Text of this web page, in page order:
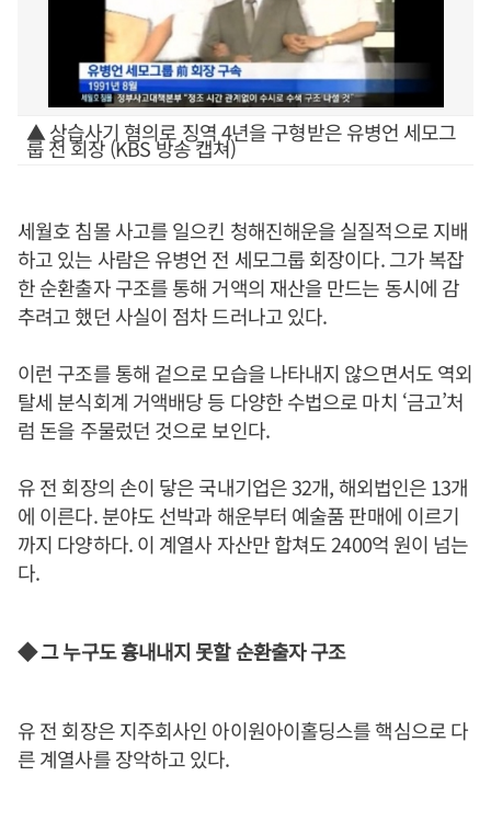
▲ 상습사기 혐의로 징역 4년을 구형받은 유병언 세모그
룹 전 회장 (KBS 방송 캡쳐)
세월호 침몰 사고를 일으킨 청해진해운을 실질적으로 지배
하고 있는 사람은 유병언 전 세모그룹 회장이다. 그가 복잡
한 순환출자 구조를 통해 거액의 재산을 만드는 동시에 감
추려고 했던 사실이 점차 드러나고 있다.
이런 구조를 통해 겉으로 모습을 나타내지 않으면서도 역외
탈세 분식회계 거액배당 등 다양한 수법으로 마치 ‘금고’처
럼 돈을 주물렀던 것으로 보인다.
유 전 회장의 손이 닿은 국내기업은 32개, 해외법인은 13개
에 이른다. 분야도 선박과 해운부터 예술품 판매에 이르기
까지 다양하다. 이 계열사 자산만 합쳐도 2400억 원이 넘는
다.
◆ 그 누구도 흉내내지 못할 순환출자 구조
유 전 회장은 지주회사인 아이원아이홀딩스를 핵심으로 다
른 계열사를 장악하고 있다.